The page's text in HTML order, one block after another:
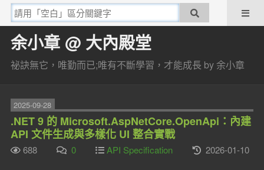
余小章 @ 大內殿堂
祕訣無它，唯勤而已;唯有不斷學習，才能成長 by 余小章
2025-09-28
.NET 9 的 Microsoft.AspNetCore.OpenApi：內建
API 文件生成與多樣化 UI 整合實戰
688 0 API Specification 2026-01-10